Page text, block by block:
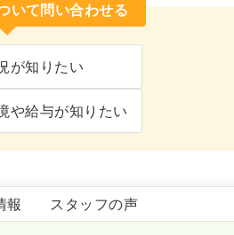
いて問い合わせる
が知りたい
や給与が知りたい
合病院
報 スタッフの声